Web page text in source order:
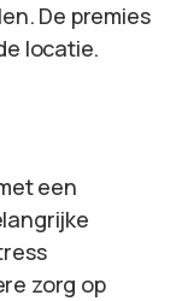
De premies
locatie.
een
zorg op